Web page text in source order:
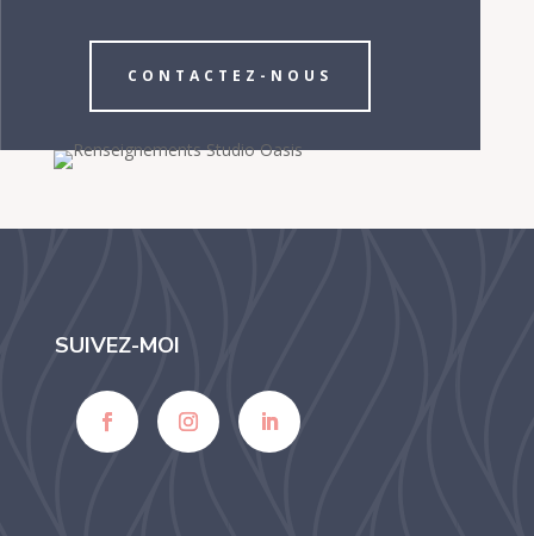
CONTACTEZ-NOUS
SUIVEZ-MOI